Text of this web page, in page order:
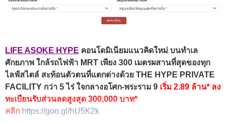
LIFE ASOKE HYPE คอนโดมิเนียมแนวคิดใหม่ บนทำเล
ศักยภาพ ใกล้รถไฟฟ้า MRT เพียง 300 เมตรผสานที่สุดของทุก
ไลฟ์สไตล์ สะท้อนตัวตนที่แตกต่างด้วย THE HYPE PRIVATE
FACILITY กว่า 5 ไร่ ใจกลางอโศก-พระราม 9 เริ่ม 2.89 ล้าน* ลง
ทะเบียนรับส่วนลดสูงสุด 300,000 บาท*
คลิก https://goo.gl/hU5K2k